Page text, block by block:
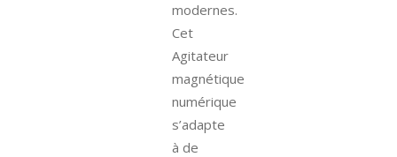
modernes.
Cet
Agitateur
magnétique
numérique
s’adapte
à de